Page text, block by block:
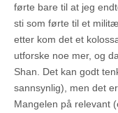
førte bare til at jeg
sti som førte til et
etter kom det et
utforske noe mer, og
Shan. Det kan godt
sannsynlig), men det
Mangelen på relevant